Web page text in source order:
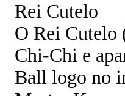
Rei Cutelo
O Rei Cutelo
Chi-Chi e
Ball logo no